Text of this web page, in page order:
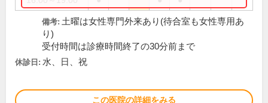
備考: 土曜は女性専門外来あり(待合室も女性専用あ
り)
受付時間は診療時間終了の30分前まで
休診日: 水、日、祝
この医院の詳細をみる